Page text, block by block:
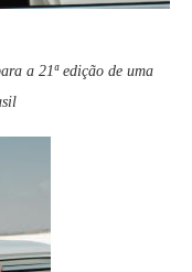
a 21ª edição de uma